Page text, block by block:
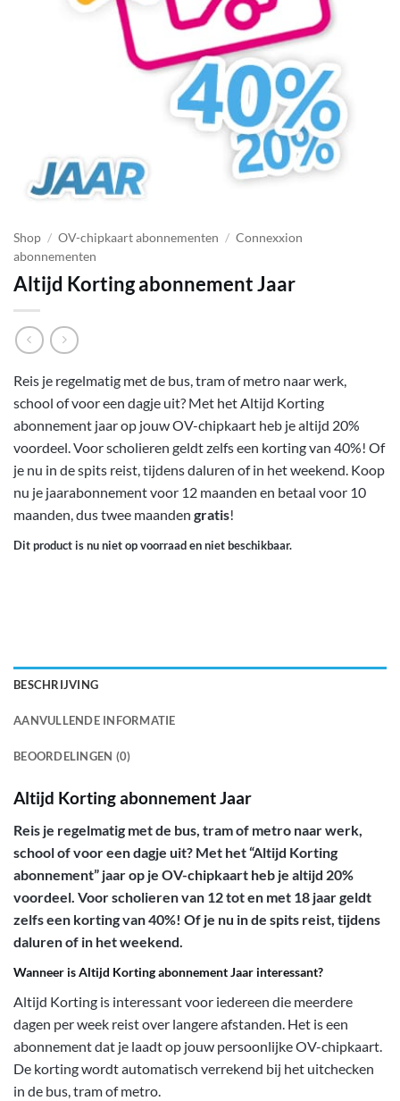
Shop / OV-chipkaart abonnementen / Connexxion
abonnementen
Altijd Korting abonnement Jaar
Reis je regelmatig met de bus, tram of metro naar werk,
school of voor een dagje uit? Met het Altijd Korting
abonnement jaar op jouw OV-chipkaart heb je altijd 20%
voordeel. Voor scholieren geldt zelfs een korting van 40%! Of
je nu in de spits reist, tijdens daluren of in het weekend. Koop
nu je jaarabonnement voor 12 maanden en betaal voor 10
maanden, dus twee maanden gratis!
Dit product is nu niet op voorraad en niet beschikbaar.
BESCHRIJVING
AANVULLENDE INFORMATIE
BEOORDELINGEN (0)
Altijd Korting abonnement Jaar
Reis je regelmatig met de bus, tram of metro naar werk,
school of voor een dagje uit? Met het “Altijd Korting
abonnement” jaar op je OV-chipkaart heb je altijd 20%
voordeel. Voor scholieren van 12 tot en met 18 jaar geldt
zelfs een korting van 40%! Of je nu in de spits reist, tijdens
daluren of in het weekend.
Wanneer is Altijd Korting abonnement Jaar interessant?
Altijd Korting is interessant voor iedereen die meerdere
dagen per week reist over langere afstanden. Het is een
abonnement dat je laadt op jouw persoonlijke OV-chipkaart.
De korting wordt automatisch verrekend bij het uitchecken
in de bus, tram of metro.